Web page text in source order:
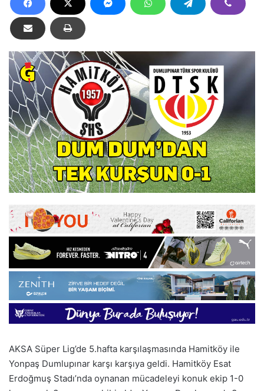
AKSA Süper Lig’de 5.hafta karşılaşmasında Hamitköy ile
Yonpaş Dumlupınar karşı karşıya geldi. Hamitköy Esat
Erdoğmuş Stadı’nda oynanan mücadeleyi konuk ekip 1-0